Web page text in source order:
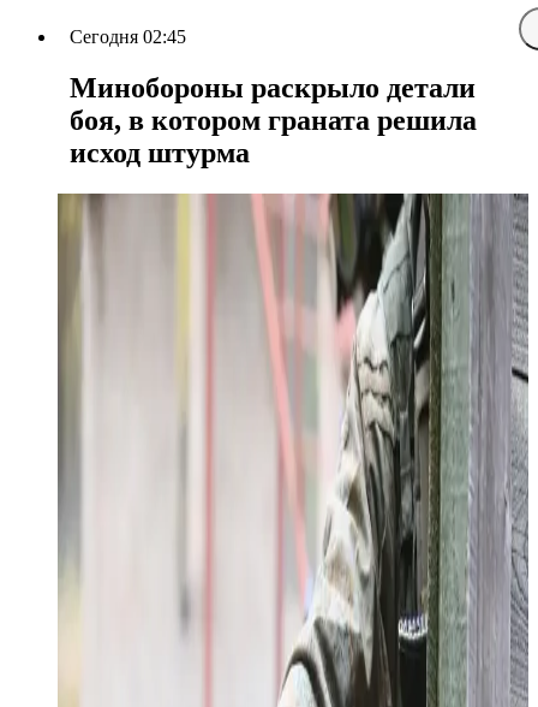
Сегодня 02:45
Минобороны раскрыло детали
боя, в котором граната решила
исход штурма